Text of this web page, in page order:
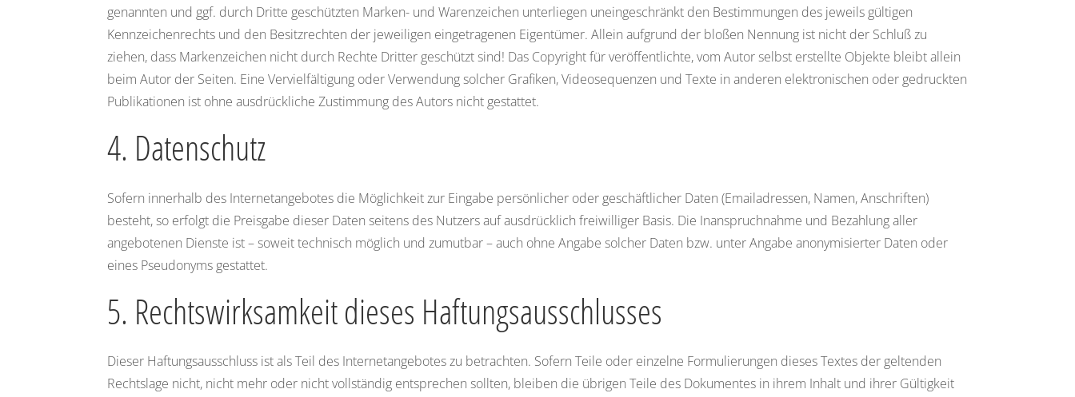
genannten und ggf. durch Dritte geschützten Marken- und Warenzeichen unterliegen uneingeschränkt den Bestimmungen des jeweils gültigen
Kennzeichenrechts und den Besitzrechten der jeweiligen eingetragenen Eigentümer. Allein aufgrund der bloßen Nennung ist nicht der Schluß zu
ziehen, dass Markenzeichen nicht durch Rechte Dritter geschützt sind! Das Copyright für veröffentlichte, vom Autor selbst erstellte Objekte bleibt allein
beim Autor der Seiten. Eine Vervielfältigung oder Verwendung solcher Grafiken, Videosequenzen und Texte in anderen elektronischen oder gedruckten
Publikationen ist ohne ausdrückliche Zustimmung des Autors nicht gestattet.
4. Datenschutz
Sofern innerhalb des Internetangebotes die Möglichkeit zur Eingabe persönlicher oder geschäftlicher Daten (Emailadressen, Namen, Anschriften)
besteht, so erfolgt die Preisgabe dieser Daten seitens des Nutzers auf ausdrücklich freiwilliger Basis. Die Inanspruchnahme und Bezahlung aller
angebotenen Dienste ist – soweit technisch möglich und zumutbar – auch ohne Angabe solcher Daten bzw. unter Angabe anonymisierter Daten oder
eines Pseudonyms gestattet.
5. Rechtswirksamkeit dieses Haftungsausschlusses
Dieser Haftungsausschluss ist als Teil des Internetangebotes zu betrachten. Sofern Teile oder einzelne Formulierungen dieses Textes der geltenden
Rechtslage nicht, nicht mehr oder nicht vollständig entsprechen sollten, bleiben die übrigen Teile des Dokumentes in ihrem Inhalt und ihrer Gültigkeit